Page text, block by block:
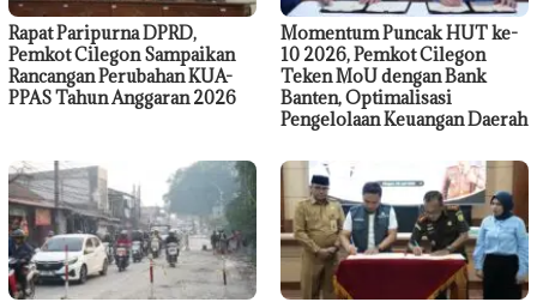
Rapat Paripurna DPRD,
Pemkot Cilegon Sampaikan
Rancangan Perubahan KUA-
PPAS Tahun Anggaran 2026
Momentum Puncak HUT ke-
10 2026, Pemkot Cilegon
Teken MoU dengan Bank
Banten, Optimalisasi
Pengelolaan Keuangan Daerah